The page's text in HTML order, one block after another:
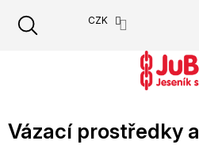
obsah
CZK
Vázací prostředky